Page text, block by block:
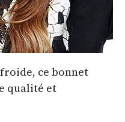
ce bonnet
qualité et